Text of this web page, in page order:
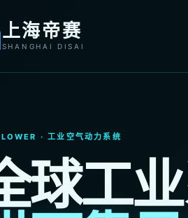
上海帝赛
SHANGHAI DISAI
· 工业空气动力系统
球工